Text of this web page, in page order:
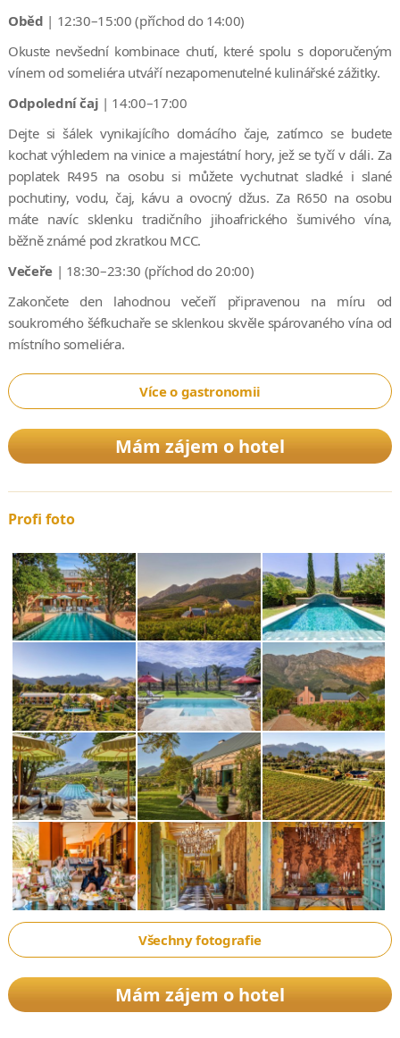
Oběd | 12:30–15:00 (příchod do 14:00)
Okuste nevšední kombinace chutí, které spolu s doporučeným
vínem od someliéra utváří nezapomenutelné kulinářské zážitky.
Odpolední čaj | 14:00–17:00
Dejte si šálek vynikajícího domácího čaje, zatímco se budete
kochat výhledem na vinice a majestátní hory, jež se tyčí v dáli. Za
poplatek R495 na osobu si můžete vychutnat sladké i slané
pochutiny, vodu, čaj, kávu a ovocný džus. Za R650 na osobu
máte navíc sklenku tradičního jihoafrického šumivého vína,
běžně známé pod zkratkou MCC.
Večeře| 18:30–23:30 (příchod do 20:00)
Zakončete den lahodnou večeří připravenou na míru od
soukromého šéfkuchaře se sklenkou skvěle spárovaného vína od
místního someliéra.
Více o gastronomii
Mám zájem o hotel
Profi foto
Všechny fotografie
Mám zájem o hotel